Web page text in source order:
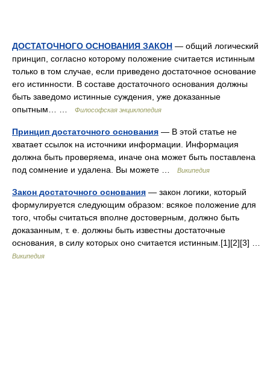
ДОСТАТОЧНОГО ОСНОВАНИЯ ЗАКОН — общий логический
принцип, согласно которому положение считается истинным
только в том случае, если приведено достаточное основание
его истинности. В составе достаточного основания должны
быть заведомо истинные суждения, уже доказанные
опытным… …
Философская энциклопедия
Принцип достаточного основания — В этой статье не
хватает ссылок на источники информации. Информация
должна быть проверяема, иначе она может быть поставлена
под сомнение и удалена. Вы можете …
Википедия
Закон достаточного основания — закон логики, который
формулируется следующим образом: всякое положение для
того, чтобы считаться вполне достоверным, должно быть
доказанным, т. е. должны быть известны достаточные
основания, в силу которых оно считается истинным.[1][2][3] …
Википедия